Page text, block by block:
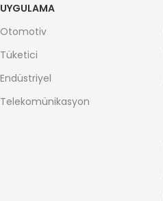
UYGULAMA
Otomotiv
Tüketici
Endüstriyel
Telekomünikasyon